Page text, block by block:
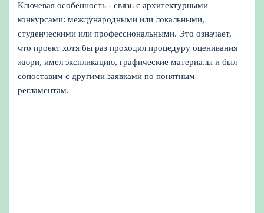
Ключевая особенность - связь с архитектурными
конкурсами: международными или локальными,
студенческими или профессиональными. Это означает,
что проект хотя бы раз проходил процедуру оценивания
жюри, имел экспликацию, графические материалы и был
сопоставим с другими заявками по понятным
регламентам.